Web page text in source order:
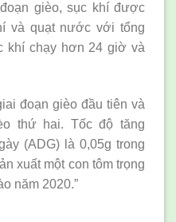
gièo, sục khí được
và quạt nước với tổng
khí chạy hơn 24 giờ và
đoạn gièo đầu tiên và
thứ hai. Tốc độ tăng
(ADG) là 0,05g trong
xuất một con tôm trọng
năm 2020.”